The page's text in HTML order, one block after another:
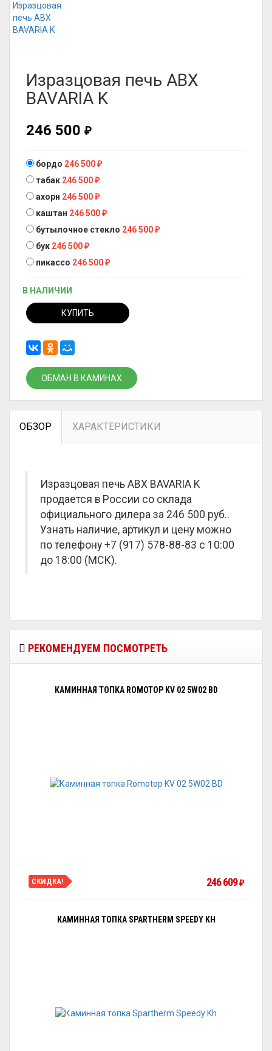
Изразцовая печь ABX
BAVARIA K
246 500 ₽
бордо 246 500 ₽
табак 246 500 ₽
ахорн 246 500 ₽
каштан 246 500 ₽
бутылочное стекло 246 500 ₽
бук 246 500 ₽
пикассо 246 500 ₽
В НАЛИЧИИ
КУПИТЬ
ОБМАН В КАМИНАХ
ОБЗОР ХАРАКТЕРИСТИКИ
Изразцовая печь ABX BAVARIA K
продается в России со склада
официального дилера за 246 500 руб..
Узнать наличие, артикул и цену можно
по телефону +7 (917) 578-88-83 с 10:00
до 18:00 (МСК).
РЕКОМЕНДУЕМ ПОСМОТРЕТЬ
КАМИННАЯ ТОПКА ROMOTOP KV 02 5W02 BD
СКИДКА! 246 609 ₽
КАМИННАЯ ТОПКА SPARTHERM SPEEDY KH